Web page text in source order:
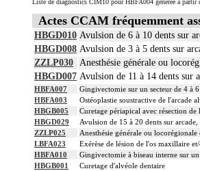
Liste de diagnostics CIM10 pour HBFA004 générée à partir
Actes CCAM fréquemment
HBGD010 Avulsion de 6 à 10 dents sur
HBGD008 Avulsion de 3 à 5 dents sur
ZZLP030 Anesthésie générale ou
HBGD007 Avulsion de 11 à 14 dents sur
HBFA007
Gingivectomie sur un secteur de 4 à 6
HBFA003
Ostéoplastie soustractive de l'arcade
HBGB005
Curetage périapical avec résection
HBGD029
Avulsion de 15 à 20 dents sur arcade,
ZZLP025
Anesthésie générale ou
LBFA023
Exérèse de lésion de l'os maxillaire
HBFA010
Gingivectomie à biseau interne sur
HBGB001
Curetage d'alvéole dentaire